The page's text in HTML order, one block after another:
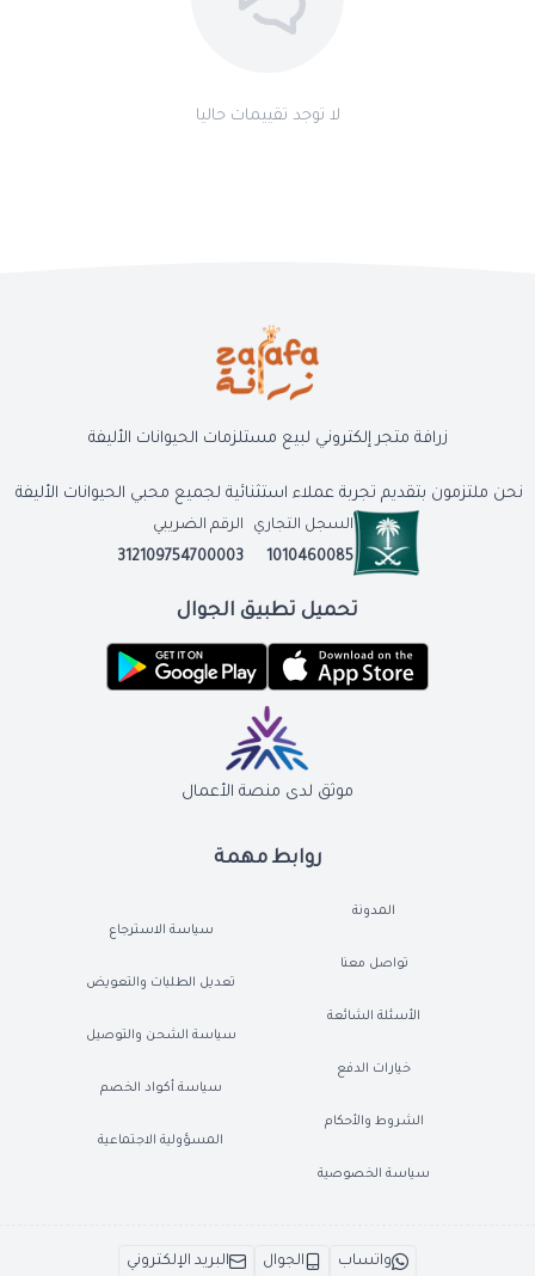
لا توجد تقييمات حاليا
روابط مهمة
المدونة
تواصل معنا
الأسئلة الشائعة
خيارات الدفع
الشروط والأحكام
سياسة الخصوصية
سياسة الاسترجاع
تعديل الطلبات والتعويض
سياسة الشحن والتوصيل
سياسة أكواد الخصم
المسؤولية الاجتماعية
زرافة متجر إلكتروني لبيع مستلزمات الحيوانات الأليفة
نحن ملتزمون بتقديم تجربة عملاء استثنائية لجميع محبي الحيوانات الأليفة
السجل التجاري
1010460085
الرقم الضريبي
312109754700003
تحميل تطبيق الجوال
موثق لدى منصة الأعمال
واتساب الجوال البريد الإلكتروني